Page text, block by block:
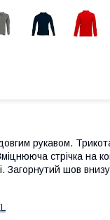
рукавом.
стрічка на
Загорнутий шов